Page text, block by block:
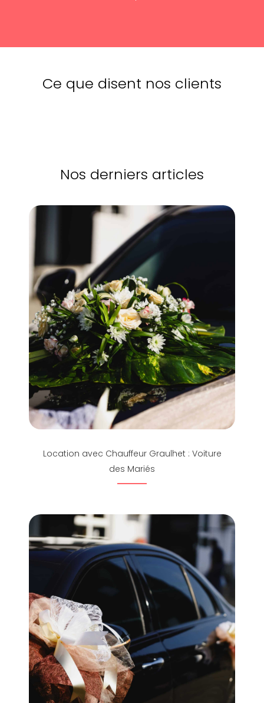
Ce que disent nos clients
Nos derniers articles
Location avec Chauffeur Graulhet : Voiture
des Mariés